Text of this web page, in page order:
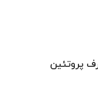
پروتئین